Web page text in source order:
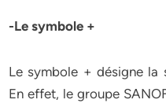
-Le symbole +
Le symbole + désigne la
En effet, le groupe